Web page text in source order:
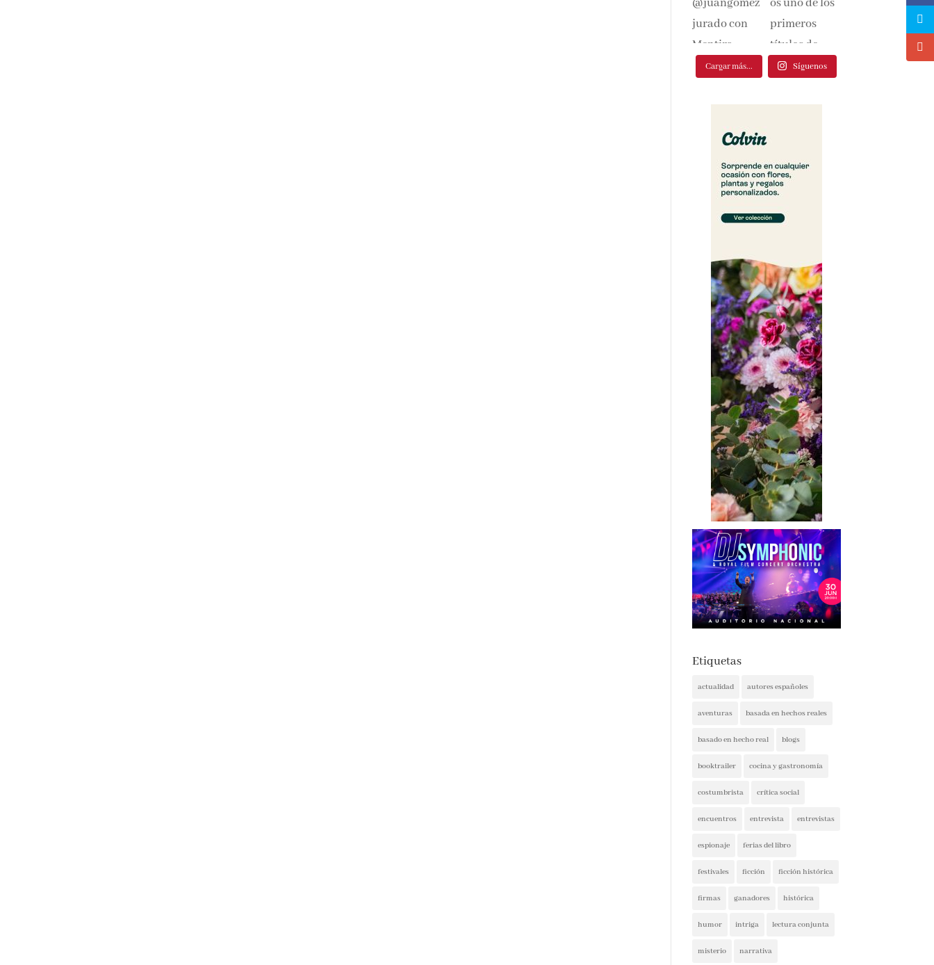
Cargar más... Síguenos
Etiquetas
actualidad autores españoles
aventuras basada en hechos reales
basado en hecho real blogs
booktrailer cocina y gastronomía
costumbrista crítica social
encuentros entrevista entrevistas
espionaje ferias del libro
festivales ficción ficción histórica
firmas ganadores histórica
humor intriga lectura conjunta
misterio narrativa